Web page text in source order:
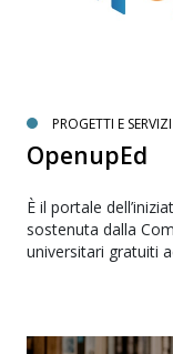
PROGETTI E SERVIZI
OpenupEd
È il portale
sostenuta dalla
universitari gratuiti